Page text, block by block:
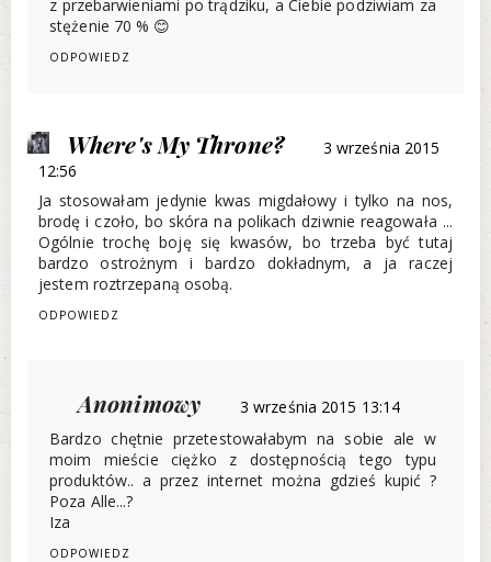
z przebarwieniami po trądziku, a Ciebie podziwiam za
stężenie 70 % 😊
ODPOWIEDZ
Where's My Throne?
3 września 2015
12:56
Ja stosowałam jedynie kwas migdałowy i tylko na nos,
brodę i czoło, bo skóra na polikach dziwnie reagowała ...
Ogólnie trochę boję się kwasów, bo trzeba być tutaj
bardzo ostrożnym i bardzo dokładnym, a ja raczej
jestem roztrzepaną osobą.
ODPOWIEDZ
Anonimowy
3 września 2015 13:14
Bardzo chętnie przetestowałabym na sobie ale w
moim mieście ciężko z dostępnością tego typu
produktów.. a przez internet można gdzieś kupić ?
Poza Alle...?
Iza
ODPOWIEDZ